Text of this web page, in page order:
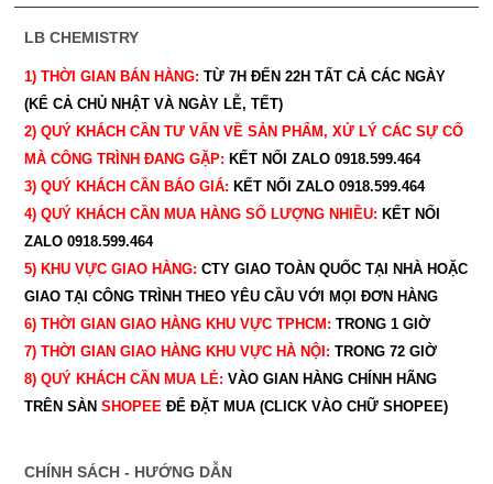
LB CHEMISTRY
1) THỜI GIAN BÁN HÀNG: TỪ 7H ĐẾN 22H TẤT CẢ CÁC NGÀY
(KỂ CẢ CHỦ NHẬT VÀ NGÀY LỄ, TẾT)
2) QUÝ KHÁCH CẦN TƯ VẤN VỀ SẢN PHẨM, XỬ LÝ CÁC SỰ CỐ
MÀ CÔNG TRÌNH ĐANG GẶP: KẾT NỐI ZALO 0918.599.464
3) QUÝ KHÁCH CẦN BÁO GIÁ: KẾT NỐI ZALO 0918.599.464
4) QUÝ KHÁCH CẦN MUA HÀNG SỐ LƯỢNG NHIỀU: KẾT NỐI
ZALO 0918.599.464
5) KHU VỰC GIAO HÀNG: CTY GIAO TOÀN QUỐC TẠI NHÀ HOẶC
GIAO TẠI CÔNG TRÌNH THEO YÊU CẦU VỚI MỌI ĐƠN HÀNG
6) THỜI GIAN GIAO HÀNG KHU VỰC TPHCM: TRONG 1 GIỜ
7) THỜI GIAN GIAO HÀNG KHU VỰC HÀ NỘI: TRONG 72 GIỜ
8) QUÝ KHÁCH CẦN MUA LẺ: VÀO GIAN HÀNG CHÍNH HÃNG
TRÊN SÀN SHOPEEĐỂ ĐẶT MUA (CLICK VÀO CHỮ SHOPEE)
CHÍNH SÁCH - HƯỚNG DẪN